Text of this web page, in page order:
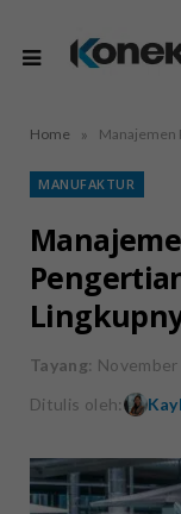
Home » Manajemen
MANUFAKTUR
Tayang:
Ditulis oleh: